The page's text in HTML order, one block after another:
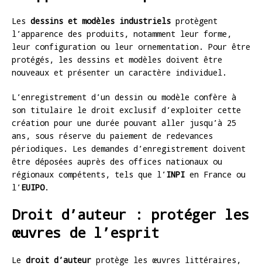
Les dessins et modèles industriels protègent
l’apparence des produits, notamment leur forme,
leur configuration ou leur ornementation. Pour être
protégés, les dessins et modèles doivent être
nouveaux et présenter un caractère individuel.
L’enregistrement d’un dessin ou modèle confère à
son titulaire le droit exclusif d’exploiter cette
création pour une durée pouvant aller jusqu’à 25
ans, sous réserve du paiement de redevances
périodiques. Les demandes d’enregistrement doivent
être déposées auprès des offices nationaux ou
régionaux compétents, tels que l’INPI en France ou
l’EUIPO.
Droit d’auteur : protéger les
œuvres de l’esprit
Le droit d’auteur protège les œuvres littéraires,